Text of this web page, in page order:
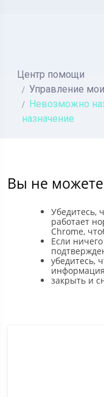
Центр помощи
Управление
Невозможно
назначение
Вы не можете
Убедитесь,
работает
Chrome,
Если
убедитесь,
закрыть и